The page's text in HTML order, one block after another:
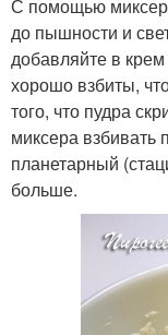
С помощью
до пышности и
добавляйте в крем
хорошо взбиты,
того, что пудра
миксера взбивать
планетарный
больше.